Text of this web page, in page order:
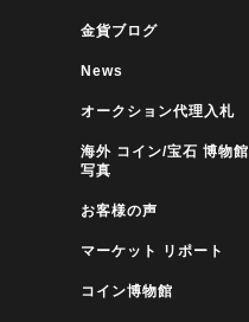
金貨ブログ
News
オークション代理入札
海外 コイン/宝石 博物館
写真
お客様の声
マーケット リポート
コイン博物館